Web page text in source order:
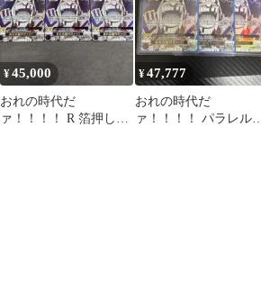
¥45,000
おれの時代だ
ァ！！！！ R 箔押しパ
¥47,777
おれの時代だ
ァ！！！！ パラレル